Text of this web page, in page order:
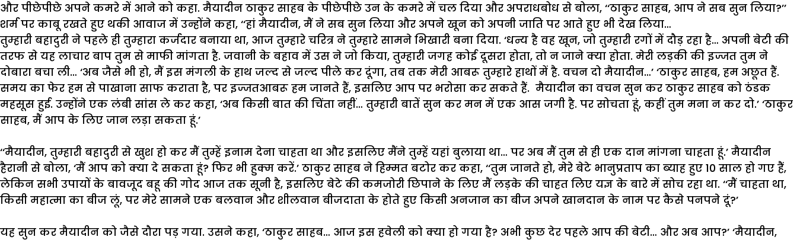
और पीछेपीछे अपने कमरे में आने को कहा. मैयादीन ठाकुर साहब के पीछेपीछे उन के कमरे में चल दिया और अपराधबोध से बोला, ‘‘ठाकुर साहब, आप ने सब सुन लिया?’’
शर्म पर काबू रखते हुए थकी आवाज में उन्होंने कहा, ‘‘हां मैयादीन, मैं ने सब सुन लिया और अपने खून को अपनी जाति पर आते हुए भी देख लिया…
तुम्हारी बहादुरी ने पहले ही तुम्हारा कर्जदार बनाया था, आज तुम्हारे चरित्र ने तुम्हारे सामने भिखारी बना दिया. ‘धन्य है वह खून, जो तुम्हारी रगों में दौड़ रहा है… अपनी बेटी की
तरफ से यह लाचार बाप तुम से माफी मांगता है. जवानी के बहाव में उस ने जो किया, तुम्हारी जगह कोई दूसरा होता, तो न जाने क्या होता. मेरी लड़की की इज्जत तुम ने
दोबारा बचा ली… ‘अब जैसे भी हो, मैं इस मंगली के हाथ जल्द से जल्द पीले कर दूंगा, तब तक मेरी आबरू तुम्हारे हाथों में है. वचन दो मैयादीन…’ ‘ठाकुर साहब, हम अछूत हैं.
समय का फेर हम से पाखाना साफ कराता है, पर इज्जतआबरू हम जानते हैं, इसलिए आप पर भरोसा कर सकते हैं. मैयादीन का वचन सुन कर ठाकुर साहब को ठंडक
महसूस हुई. उन्होंने एक लंबी सांस ले कर कहा, ‘अब किसी बात की चिंता नहीं… तुम्हारी बातें सुन कर मन में एक आस जगी है. पर सोचता हूं, कहीं तुम मना न कर दो.’ ‘ठाकुर
साहब, मैं आप के लिए जान लड़ा सकता हूं.’
‘‘मैयादीन, तुम्हारी बहादुरी से खुश हो कर मैं तुम्हें इनाम देना चाहता था और इसलिए मैंने तुम्हें यहां बुलाया था… पर अब मैं तुम से ही एक दान मांगना चाहता हूं.’ मैयादीन
हैरानी से बोला, ‘मैं आप को क्या दे सकता हूं? फिर भी हुक्म करें.’ ठाकुर साहब ने हिम्मत बटोर कर कहा, ‘‘तुम जानते हो, मेरे बेटे भानुप्रताप का ब्याह हुए 10 साल हो गए हैं,
लेकिन सभी उपायों के बावजूद बहू की गोद आज तक सूनी है, इसलिए बेटे की कमजोरी छिपाने के लिए मैं लड़के की चाहत लिए यज्ञ के बारे में सोच रहा था. ‘‘मैं चाहता था,
किसी महात्मा का बीज लूं, पर मेरे सामने एक बलवान और शीलवान बीजदाता के होते हुए किसी अनजान का बीज अपने खानदान के नाम पर कैसे पनपने दूं?’
यह सुन कर मैयादीन को जैसे दौरा पड़ गया. उसने कहा, ‘ठाकुर साहब… आज इस हवेली को क्या हो गया है? अभी कुछ देर पहले आप की बेटी… और अब आप?’ ‘मैयादीन,